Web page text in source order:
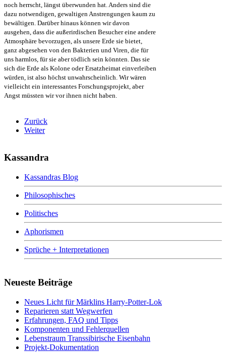
noch herrscht, längst überwunden hat. Anders sind die
dazu notwendigen, gewaltigen Anstrengungen kaum zu
bewältigen. Darüber hinaus können wir davon
ausgehen, dass die außerirdischen Besucher eine andere
Atmosphäre bevorzugen, als unsere Erde sie bietet,
ganz abgesehen von den Bakterien und Viren, die für
uns harmlos, für sie aber tödlich sein könnten. Das sie
sich die Erde als Kolone oder Ersatzheimat einverleiben
würden, ist also höchst unwahrscheinlich. Wir wären
vielleicht ein interessantes Forschungsprojekt, aber
Angst müssten wir vor ihnen nicht haben.
Zurück
Weiter
Kassandra
Kassandras Blog
Philosophisches
Politisches
Aphorismen
Sprüche + Interpretationen
Neueste Beiträge
Neues Licht für Märklins Harry-Potter-Lok
Reparieren statt Wegwerfen
Erfahrungen, FAQ und Tipps
Komponenten und Fehlerquellen
Lebenstraum Transsibirische Eisenbahn
Projekt-Dokumentation